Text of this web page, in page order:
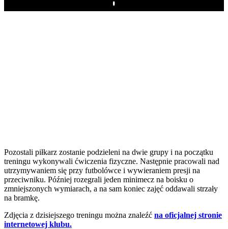
Play
Pozostali piłkarz zostanie podzieleni na dwie grupy i na początku
treningu wykonywali ćwiczenia fizyczne. Następnie pracowali nad
utrzymywaniem się przy futbolówce i wywieraniem presji na
przeciwniku. Później rozegrali jeden minimecz na boisku o
zmniejszonych wymiarach, a na sam koniec zajęć oddawali strzały
na bramkę.
Zdjęcia z dzisiejszego treningu można znaleźć na oficjalnej stronie
internetowej klubu.